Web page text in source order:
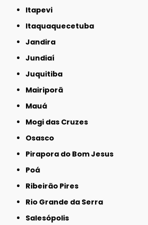
Itapevi
Itaquaquecetuba
Jandira
Jundiaí
Juquitiba
Mairiporã
Mauá
Mogi das Cruzes
Osasco
Pirapora do Bom Jesus
Poá
Ribeirão Pires
Rio Grande da Serra
Salesópolis